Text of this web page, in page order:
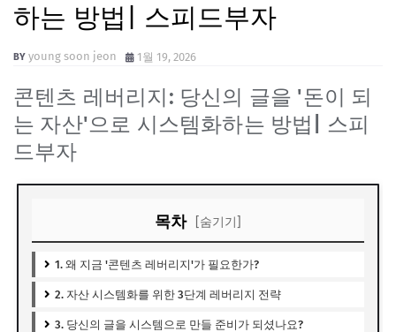
하는 방법| 스피드부자
young soon jeon 1월 19, 2026
콘텐츠 레버리지: 당신의 글을 '돈이 되
는 자산'으로 시스템화하는 방법| 스피
드부자
목차 [숨기기]
1. 왜 지금 '콘텐츠 레버리지'가 필요한가?
2. 자산 시스템화를 위한 3단계 레버리지 전략
3. 당신의 글을 시스템으로 만들 준비가 되셨나요?